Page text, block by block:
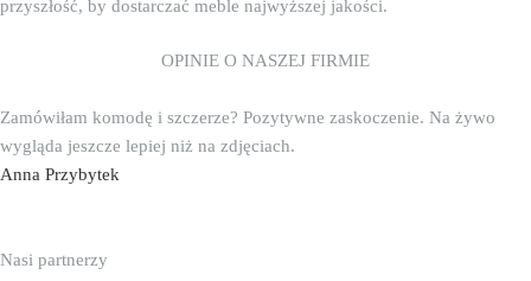
przyszłość, by dostarczać meble najwyższej jakości.
OPINIE O NASZEJ FIRMIE
Zamówiłam komodę i szczerze? Pozytywne zaskoczenie. Na żywo
wygląda jeszcze lepiej niż na zdjęciach.
Anna Przybytek
Nasi partnerzy